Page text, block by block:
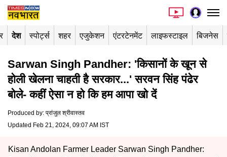
देश स्पोर्ट्स शहर एजुकेशन एंटरटेनमेंट लाइफस्टाइल बिजनेस
Sarwan Singh Pandher: 'किसानों के खून से
होली खेलना चाहती है सरकार...' सरवन सिंह पंढेर
बोले- कहीं ऐसा न हो कि हम आपा खो दें
Produced by: प्रांजुल श्रीवास्तव
Updated Feb 21, 2024, 09:07 AM IST
Kisan Andolan Farmer Leader Sarwan Singh Pandher: